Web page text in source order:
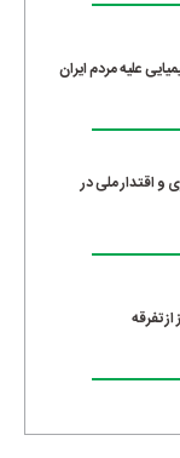
علیه مردم ایران
و اقتدار ملی در
تفرقه